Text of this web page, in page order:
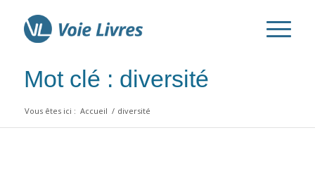
Mot clé : diversité
Vous êtes ici : Accueil / diversité